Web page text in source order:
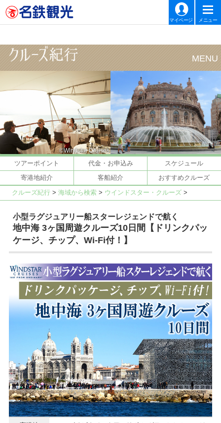
マイページ メニュー
©Windstar Cruises
ツアーポイント 代金・お申込み
スケジュール
寄港地紹介
客船紹介 おすすめクルーズ
クルーズ紀行> 海域から検索> ウインドスター・クルーズ>
小型ラグジュアリー船スターレジェンドで航く
地中海 3ヶ国周遊クルーズ10日間【ドリンクパッ
ケージ、チップ、Wi-Fi付！】